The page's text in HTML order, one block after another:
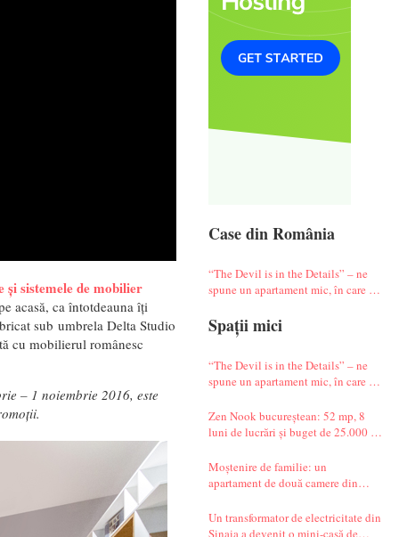
Case din România
“The Devil is in the Details” – ne
spune un apartament mic, în care te
Spații mici
“The Devil is in the Details” – ne
spune un apartament mic, în care te
Zen Nook bucureștean: 52 mp, 8
luni de lucrări și buget de 25.000 de
Moștenire de familie: un
apartament de două camere din
Un transformator de electricitate din
Sinaia a devenit o mini-casă de
și sistemele de mobilier
acasă, ca întotdeauna îți
sub umbrela Delta Studio
cu mobilierul românesc
– 1 noiembrie 2016, este